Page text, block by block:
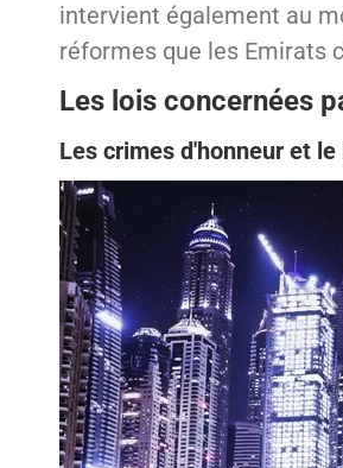
intervient également au
réformes que les Emirats
Les lois concernées
Les crimes d'honneur et